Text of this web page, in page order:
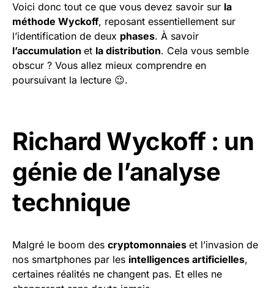
Voici donc tout ce que vous devez savoir sur la
méthode Wyckoff, reposant essentiellement sur
l’identification de deux phases. À savoir
l’accumulation et la distribution. Cela vous semble
obscur ? Vous allez mieux comprendre en
poursuivant la lecture 😉.
Richard Wyckoff : un
génie de l’analyse
technique
Malgré le boom des cryptomonnaies et l’invasion de
nos smartphones par les intelligences artificielles,
certaines réalités ne changent pas. Et elles ne